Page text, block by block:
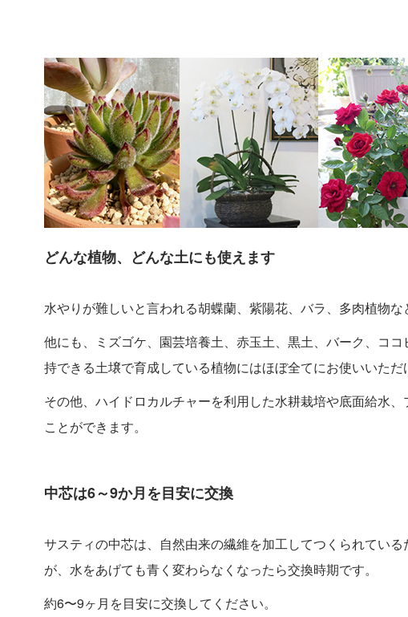
どんな植物、どんな土にも使えます
水やりが難しいと言われる胡蝶蘭、紫陽花、バラ、多肉植物な
他にも、ミズゴケ、園芸培養土、赤玉土、黒土、バーク、コ
持できる土壌で育成している植物にはほぼ全てにお使いいただ
その他、ハイドロカルチャーを利用した水耕栽培や底面給水
ことができます。
中芯は6～9か月を目安に交換
サスティの中芯は、自然由来の繊維を加工してつくられてい
が、水をあげても青く変わらなくなったら交換時期です。
約6〜9ヶ月を目安に交換してください。